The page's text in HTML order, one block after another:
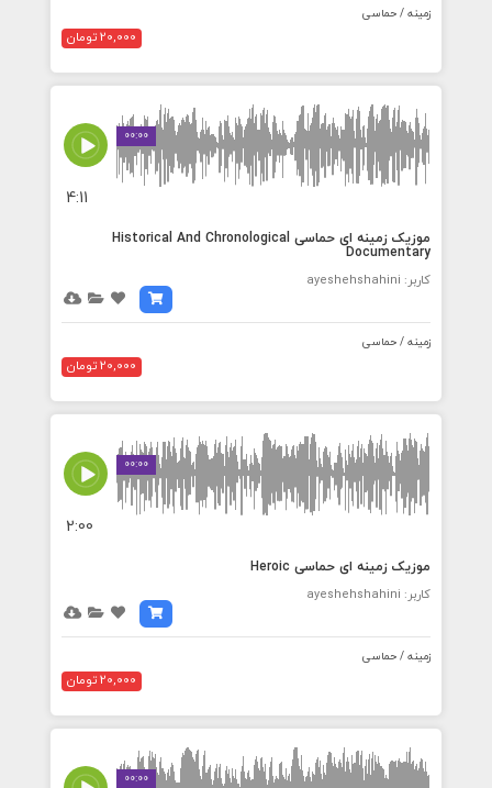
زمینه / حماسی
20,000 تومان
00:00
4:11
موزیک زمینه ای حماسی Historical And Chronological
Documentary
کاربر: ayeshehshahini
زمینه / حماسی
20,000 تومان
00:00
2:00
موزیک زمینه ای حماسی Heroic
کاربر: ayeshehshahini
زمینه / حماسی
20,000 تومان
00:00